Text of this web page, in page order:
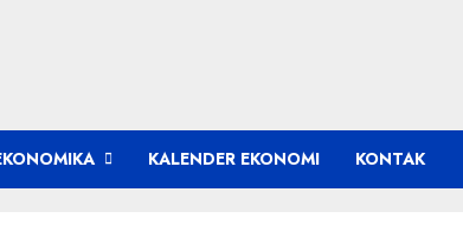
KALENDER EKONOMI KONTAK